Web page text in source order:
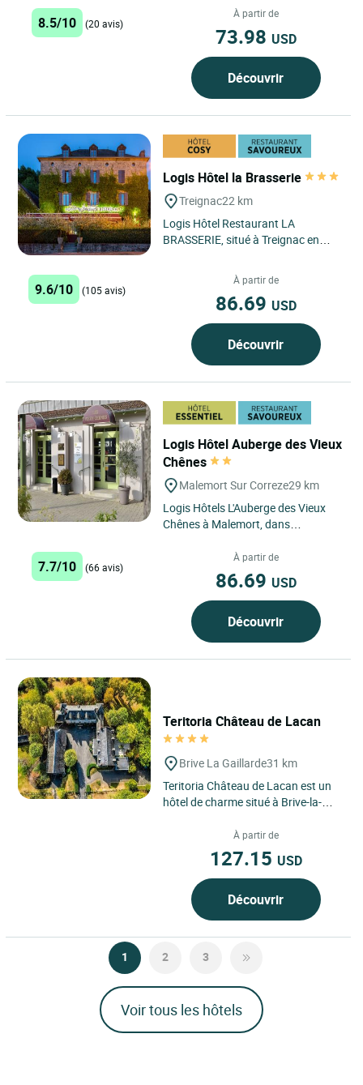
8.5/10 (20 avis)
À partir de
73.98 USD
Découvrir
Logis Hôtel la Brasserie
Treignac22 km
Logis Hôtel Restaurant LA
BRASSERIE, situé à Treignac en
pour les voyageurs d'affaires...
9.6/10 (105 avis)
À partir de
86.69 USD
Découvrir
Logis Hôtel Auberge des Vieux
Chênes
Malemort Sur Correze29 km
Logis Hôtels L'Auberge des Vieux
Chênes à Malemort, dans
en Corrèze, vous accueille...
7.7/10 (66 avis)
À partir de
86.69 USD
Découvrir
Teritoria Château de Lacan
Brive La Gaillarde31 km
Teritoria Château de Lacan est un
hôtel de charme situé à Brive-la-
À partir de
127.15 USD
Découvrir
1 2 3
Voir tous les hôtels